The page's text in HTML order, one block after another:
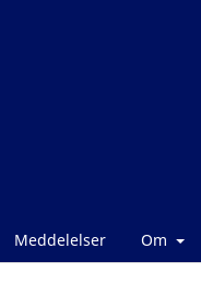
Meddelelser Om